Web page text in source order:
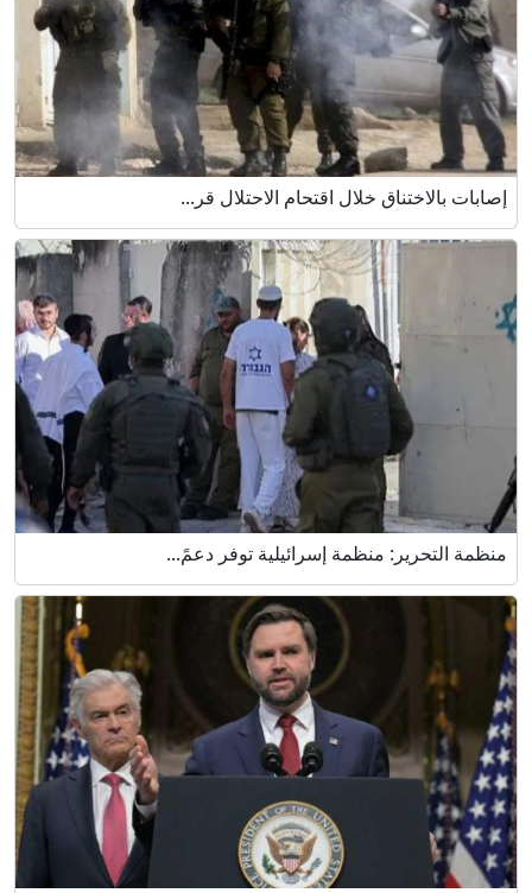
إصابات بالاختناق خلال اقتحام الاحتلال قر...
منظمة التحرير: منظمة إسرائيلية توفر دعمً...